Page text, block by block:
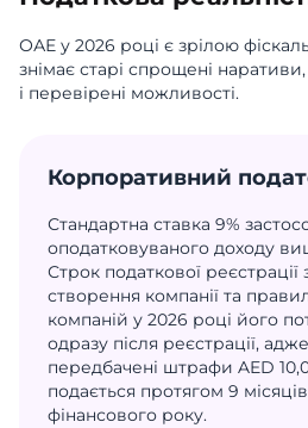
ОАЕ у 2026 році є зрілою
знімає старі спрощені
і перевірені можливості.
Корпоративний
Стандартна ставка 9%
оподатковуваного доходу
Строк податкової реєстрації
створення компанії та
компаній у 2026 році його
одразу після реєстрації,
передбачені штрафи AED
подається протягом 9
фінансового року.